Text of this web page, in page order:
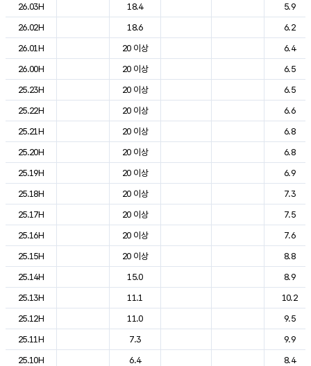
26.03H
18.4
5.9
26.02H
18.6
6.2
26.01H
20 이상
6.4
26.00H
20 이상
6.5
25.23H
20 이상
6.5
25.22H
20 이상
6.6
25.21H
20 이상
6.8
25.20H
20 이상
6.8
25.19H
20 이상
6.9
25.18H
20 이상
7.3
25.17H
20 이상
7.5
25.16H
20 이상
7.6
25.15H
20 이상
8.8
25.14H
15.0
8.9
25.13H
11.1
10.2
25.12H
11.0
9.5
25.11H
7.3
9.9
25.10H
6.4
8.4